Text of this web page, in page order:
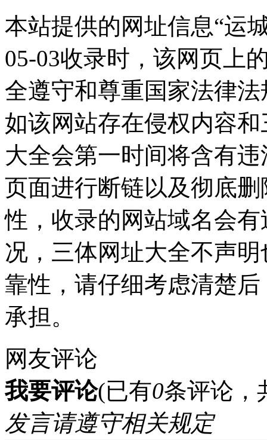
本站提供的网址信息“运
05-03收录时，该网页上
全遵守和尊重国家法律
如该网站存在侵权内容
大全会第一时间将含有
页面进行断链以及彻底
性，收录的网站域名会
况，三体网址大全不声
靠性，请仔细考虑清楚
承担。
网友评论
我要评论(已有0条评论，
发言请遵守相关规定